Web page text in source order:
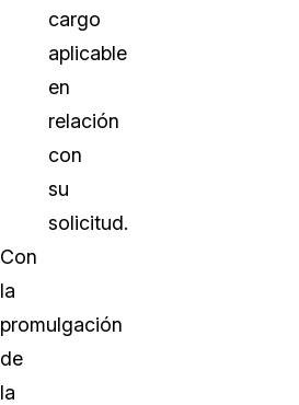
cargo
aplicable
en
relación
con
su
solicitud.
Con
la
promulgación
de
la